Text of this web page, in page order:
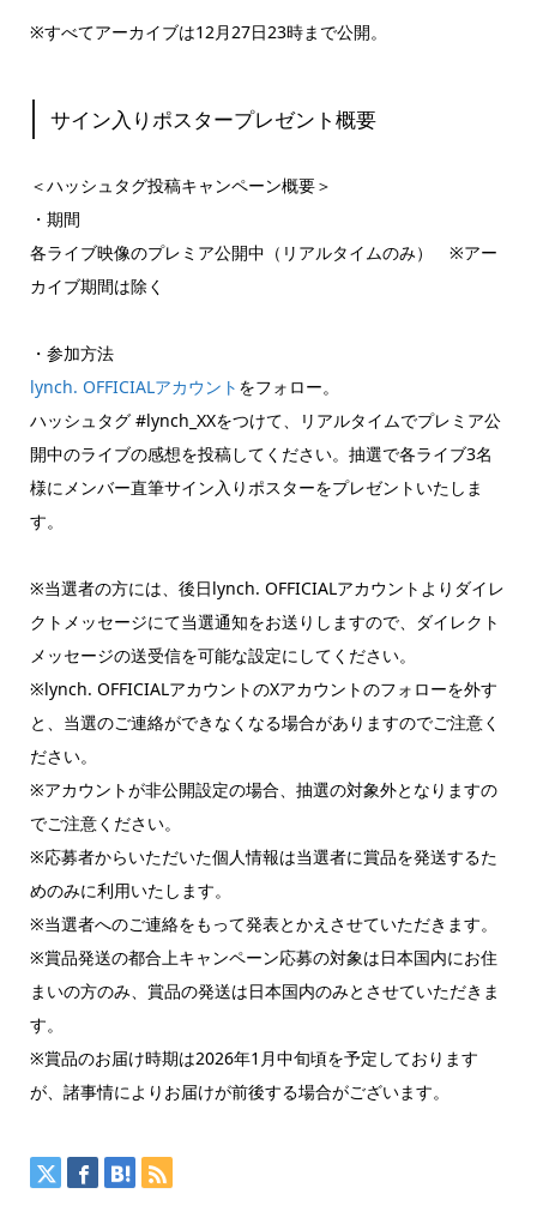
※すべてアーカイブは12月27日23時まで公開。
サイン入りポスタープレゼント概要
＜ハッシュタグ投稿キャンペーン概要＞
・期間
各ライブ映像のプレミア公開中（リアルタイムのみ） ※アー
カイブ期間は除く
・参加方法
lynch. OFFICIALアカウント をフォロー。
ハッシュタグ #lynch_XXをつけて、リアルタイムでプレミア公
開中のライブの感想を投稿してください。抽選で各ライブ3名
様にメンバー直筆サイン入りポスターをプレゼントいたしま
す。
※当選者の方には、後日lynch. OFFICIALアカウントよりダイレ
クトメッセージにて当選通知をお送りしますので、ダイレクト
メッセージの送受信を可能な設定にしてください。
※lynch. OFFICIALアカウントのXアカウントのフォローを外す
と、当選のご連絡ができなくなる場合がありますのでご注意く
ださい。
※アカウントが非公開設定の場合、抽選の対象外となりますの
でご注意ください。
※応募者からいただいた個人情報は当選者に賞品を発送するた
めのみに利用いたします。
※当選者へのご連絡をもって発表とかえさせていただきます。
※賞品発送の都合上キャンペーン応募の対象は日本国内にお住
まいの方のみ、賞品の発送は日本国内のみとさせていただきま
す。
※賞品のお届け時期は2026年1月中旬頃を予定しております
が、諸事情によりお届けが前後する場合がございます。